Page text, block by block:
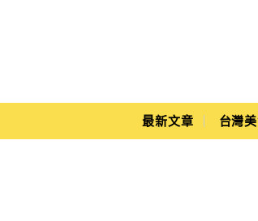
Yuki's Life
Main Menu
最新文章 台灣